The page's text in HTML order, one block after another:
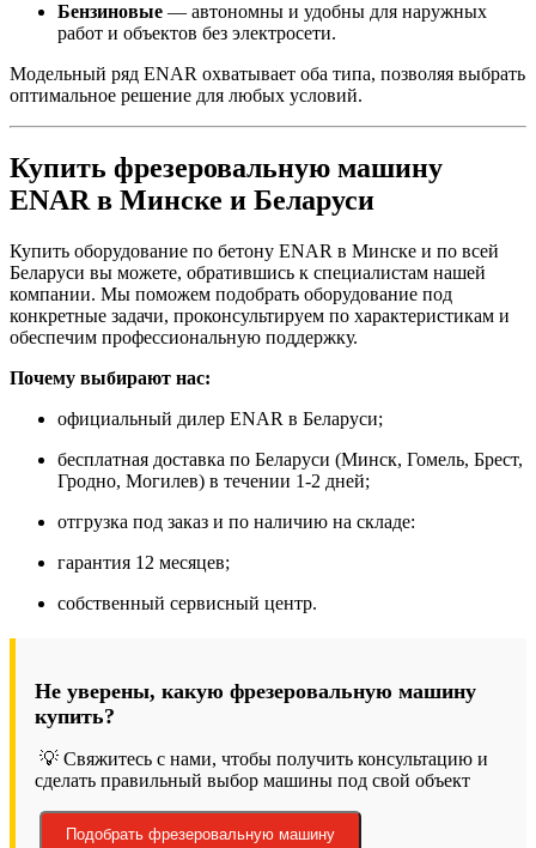
Бензиновые — автономны и удобны для наружных
работ и объектов без электросети.
Модельный ряд ENAR охватывает оба типа, позволяя выбрать
оптимальное решение для любых условий.
Купить фрезеровальную машину
ENAR в Минске и Беларуси
Купить оборудование по бетону ENAR в Минске и по всей
Беларуси вы можете, обратившись к специалистам нашей
компании. Мы поможем подобрать оборудование под
конкретные задачи, проконсультируем по характеристикам и
обеспечим профессиональную поддержку.
Почему выбирают нас:
официальный дилер ENAR в Беларуси;
бесплатная доставка по Беларуси (Минск, Гомель, Брест,
Гродно, Могилев) в течении 1-2 дней;
отгрузка под заказ и по наличию на складе:
гарантия 12 месяцев;
собственный сервисный центр.
Не уверены, какую фрезеровальную машину
купить?
💡 Свяжитесь с нами, чтобы получить консультацию и
сделать правильный выбор машины под свой объект
Подобрать фрезеровальную машину